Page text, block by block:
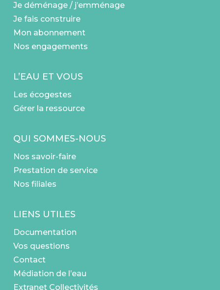
Je déménage / j’emménage
Je fais construire
Mon abonnement
Nos engagements
L’EAU ET VOUS
Les écogestes
Gérer la ressource
QUI SOMMES-NOUS
Nos savoir-faire
Prestation de service
Nos filiales
LIENS UTILES
Documentation
Vos questions
Contact
Médiation de l’eau
Extranet Collectivités